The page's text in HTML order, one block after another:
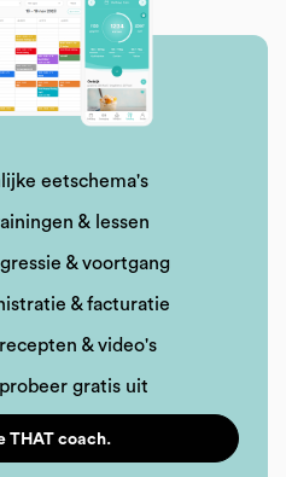
eetschema's
& lessen
& voortgang
& facturatie
& video's
gratis uit
THAT coach.